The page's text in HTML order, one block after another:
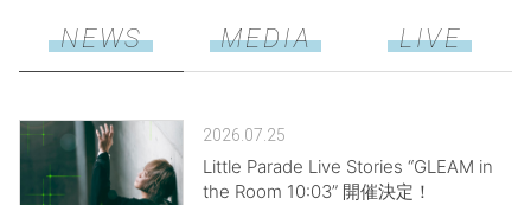
NEWS MEDIA LIVE
2026.07.25
Little Parade Live Stories “GLEAM in
the Room 10:03” 開催決定！